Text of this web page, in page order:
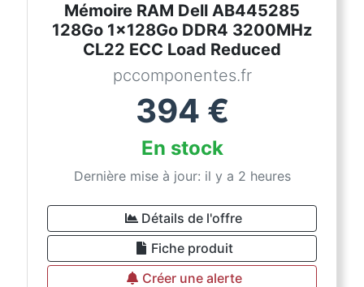
Mémoire RAM Dell AB445285
128Go 1x128Go DDR4 3200MHz
CL22 ECC Load Reduced
pccomponentes.fr
394 €
En stock
Dernière mise à jour: il y a 2 heures
Détails de l'offre
Fiche produit
Créer une alerte